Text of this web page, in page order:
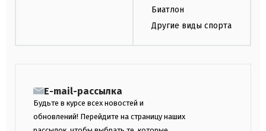
Биатлон
Другие виды спорта
E-mail-рассылка
Будьте в курсе всех новостей и
обновлений! Перейдите на страницу наших